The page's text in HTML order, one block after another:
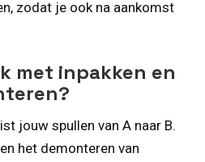
zodat je ook na aankomst
met inpakken en
jouw spullen van A naar B.
het demonteren van